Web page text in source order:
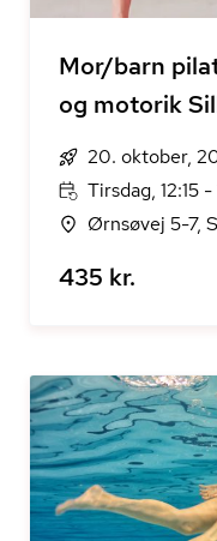
Mor/barn
og motorik
20. oktober,
Tirsdag, 12:15
Ørnsøvej 5-7,
435 kr.